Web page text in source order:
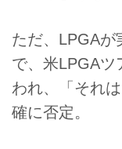
ただ、LPGAが
で、米LPGAツ
われ、「それ
確に否定。